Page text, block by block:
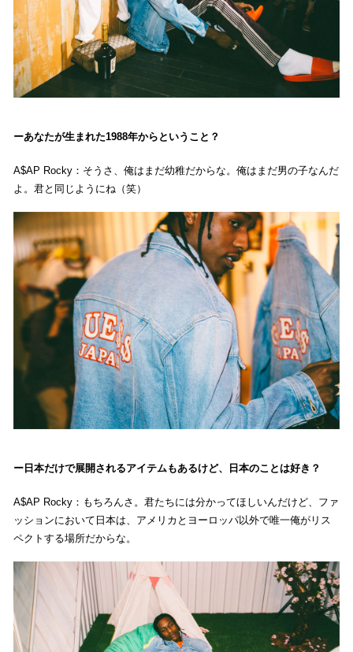
あなたが生まれた1988年からということ？
A$AP Rocky：そうさ、俺はまだ幼稚だからな。俺はまだ男の子なんだ
よ。君と同じようにね（笑）
日本だけで展開されるアイテムもあるけど、日本のことは好き？
A$AP Rocky：もちろんさ。君たちには分かってほしいんだけど、ファ
ッションにおいて日本は、アメリカとヨーロッパ以外で唯一俺がリス
ペクトする場所だからな。